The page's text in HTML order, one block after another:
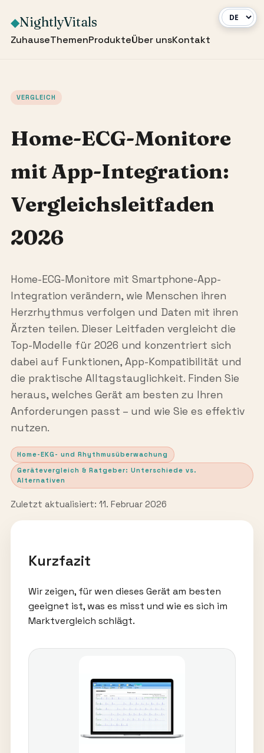
◆NightlyVitals
ZuhauseThemenProdukteÜber unsKontakt
VERGLEICH
Home-ECG-Monitore
mit App-Integration:
Vergleichsleitfaden
2026
Home-ECG-Monitore mit Smartphone-App-
Integration verändern, wie Menschen ihren
Herzrhythmus verfolgen und Daten mit ihren
Ärzten teilen. Dieser Leitfaden vergleicht die
Top-Modelle für 2026 und konzentriert sich
dabei auf Funktionen, App-Kompatibilität und
die praktische Alltagstauglichkeit. Finden Sie
heraus, welches Gerät am besten zu Ihren
Anforderungen passt – und wie Sie es effektiv
nutzen.
Home-EKG- und Rhythmusüberwachung
Gerätevergleich & Ratgeber: Unterschiede vs.
Alternativen
Zuletzt aktualisiert: 11. Februar 2026
Kurzfazit
Wir zeigen, für wen dieses Gerät am besten
geeignet ist, was es misst und wie es sich im
Marktvergleich schlägt.